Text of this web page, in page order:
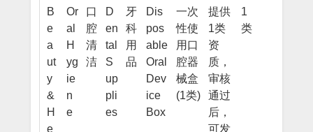
B
e
a
ut
y
&
H
e
Or
al
H
yg
ie
n
e
口
腔
清
洁
D
en
tal
S
up
pli
es
牙
科
用
品
Dis
pos
able
Oral
Dev
ice
Box
一次
性使
用口
腔器
械盒
(1类)
提供
1类
资
质，
审核
通过
后，
可发
1
类